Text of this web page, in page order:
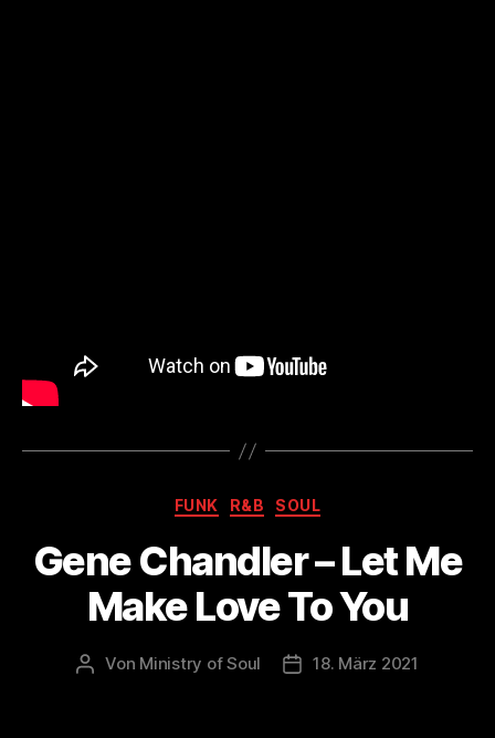
Kategorien
FUNK R&B SOUL
Gene Chandler – Let Me
Make Love To You
Beitragsautor
Von Ministry of Soul Veröffentlichungsdatum
18. März 2021